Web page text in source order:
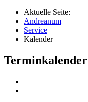
Aktuelle Seite:
Andreanum
Service
Kalender
Terminkalender